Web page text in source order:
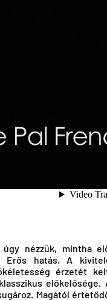
nézzük, mintha
Erős hatás. A
érzetét
Magától